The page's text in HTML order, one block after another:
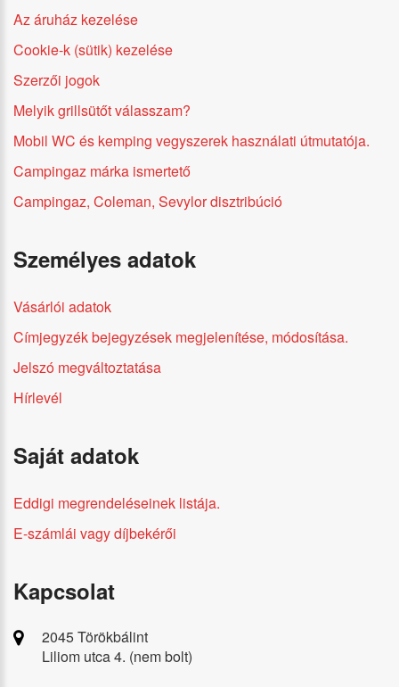
Az áruház kezelése
Cookie-k (sütik) kezelése
Szerzői jogok
Melyik grillsütőt válasszam?
Mobil WC és kemping vegyszerek használati útmutatója.
Campingaz márka ismertető
Campingaz, Coleman, Sevylor disztribúció
Személyes adatok
Vásárlói adatok
Címjegyzék bejegyzések megjelenítése, módosítása.
Jelszó megváltoztatása
Hírlevél
Saját adatok
Eddigi megrendeléseinek listája.
E-számlái vagy díjbekérői
Kapcsolat
2045 Törökbálint
Liliom utca 4. (nem bolt)